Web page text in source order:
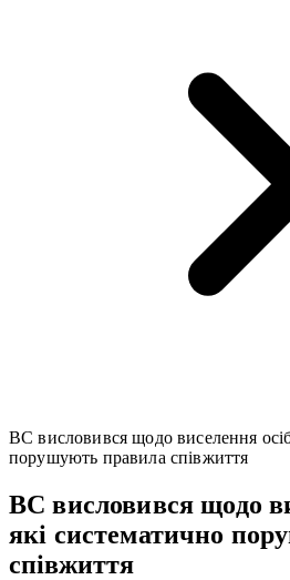
ВС висловився щодо виселення
порушують правила співжиття
ВС висловився щодо
які систематично
співжиття